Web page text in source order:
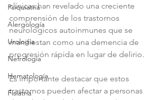
Psiquiatría
Alergología
Urología
Nefrología
Hematología
Fisiatría
clínicas han revelado una creciente
comprensión de los trastornos
neurológicos autoinmunes que se
manifiestan como una demencia de
progresión rápida en lugar de delirio.
Es importante destacar que estos
trastornos pueden afectar a personas